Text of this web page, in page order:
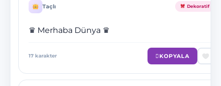
Taçlı Dekoratif
♛ Merhaba Dünya ♛
17 karakter KOPYALA